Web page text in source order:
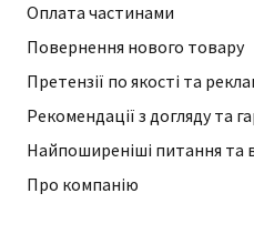
Оплата частинами
Повернення нового товару
Претензії по якості та
Рекомендації з догляду та
Найпоширеніші питання та
Про компанію